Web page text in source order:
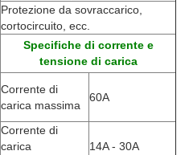
Protezione da sovraccarico,
cortocircuito, ecc.
Specifiche di corrente e
tensione di carica
Corrente di
carica massima
60A
Corrente di
carica
14A - 30A